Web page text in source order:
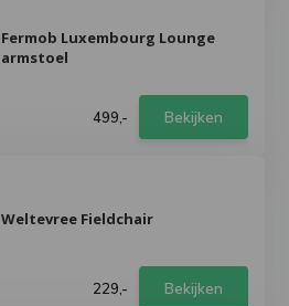
Fermob Luxembourg Lounge
armstoel
499,- Bekijken
Weltevree Fieldchair
229,- Bekijken